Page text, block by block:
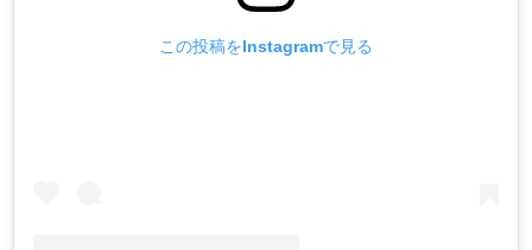
この投稿をInstagramで見る